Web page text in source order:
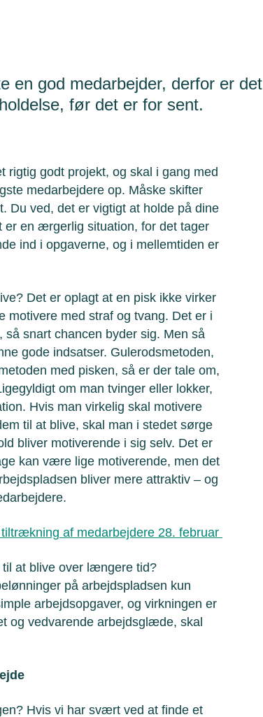
en god medarbejder, derfor er det
før det er for sent.
rigtig godt projekt, og skal i gang med
medarbejdere op. Måske skifter
Du ved, det er vigtigt at holde på dine
er en ærgerlig situation, for det tager
ind i opgaverne, og i mellemtiden er
Det er oplagt at en pisk ikke virker
motivere med straf og tvang. Det er i
snart chancen byder sig. Men så
gode indsatser. Gulerodsmetoden,
med pisken, så er der tale om,
om man tvinger eller lokker,
Hvis man virkelig skal motivere
til at blive, skal man i stedet sørge
bliver motiverende i sig selv. Det er
kan være lige motiverende, men det
bliver mere attraktiv – og
af medarbejdere 28. februar
at blive over længere tid?
på arbejdspladsen kun
arbejdsopgaver, og virkningen er
og vedvarende arbejdsglæde, skal
Hvis vi har svært ved at finde et